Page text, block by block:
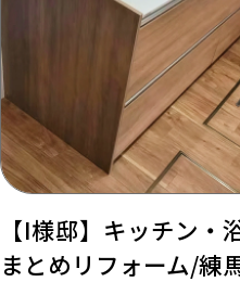
【I様邸】キッチン・
まとめリフォーム/